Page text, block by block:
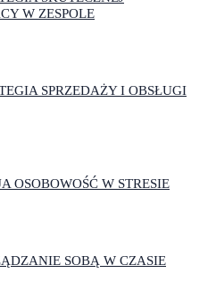
W ZESPOLE
SPRZEDAŻY I OBSŁUGI
OSOBOWOŚĆ W STRESIE
SOBĄ W CZASIE